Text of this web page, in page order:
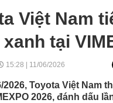
Việt Nam
tại
15:28 | 11/06/2026
2026, Toyota Việt Nam
2026, đánh dấu